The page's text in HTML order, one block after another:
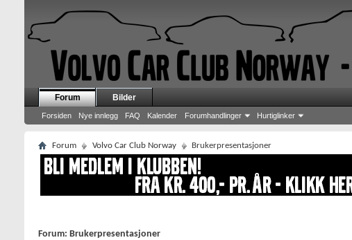
Forum
Forsiden Nye innlegg FAQ Kalender Forumhandlinger Hurtiglinker
Bilder
Forum Volvo Car Club Norway Brukerpresentasjoner
Forum: Brukerpresentasjoner